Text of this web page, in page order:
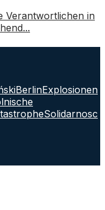
Verantwortlichen in
BerlinExplosionen
Solidarnosc